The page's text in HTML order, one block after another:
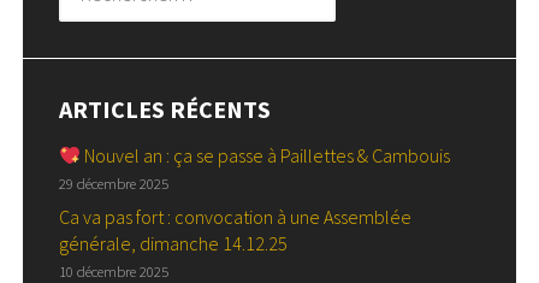
ARTICLES RÉCENTS
Nouvel an : ça se passe à Paillettes & Cambouis
29 décembre 2025
Ca va pas fort : convocation à une Assemblée
générale, dimanche 14.12.25
10 décembre 2025